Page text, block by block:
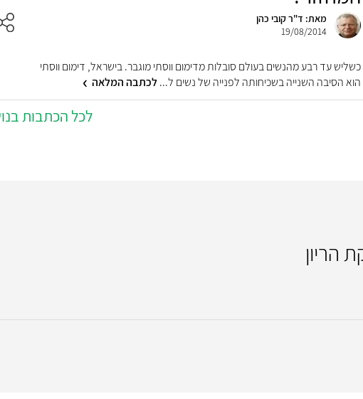
מאת: ד"ר קובי כהן
19/08/2014
כשליש עד רבע מהנשים בעולם סובלות מדימום ווסתי מוגבר. בישראל, דימום ווסתי
הוא הסיבה השנייה בשכיחותה לפנייה של נשים ל...לכתבה המלאה
לכל הכתבות
הריון